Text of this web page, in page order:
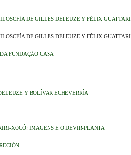
DE GILLES DELEUZE Y FÉLIX GUATTARI
DE GILLES DELEUZE Y FÉLIX GUATTARI
FUNDAÇÃO CASA
Y BOLÍVAR ECHEVERRÍA
XOCÓ: IMAGENS E O DEVIR-PLANTA